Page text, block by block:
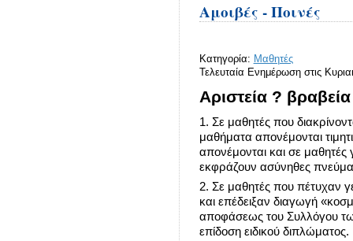
Αμοιβές - Ποινές
Κατηγορία: Μαθητές
Τελευταία Ενημέρωση στις
Αριστεία ? βραβεία
1. Σε μαθητές που
μαθήματα απονέμονται
απονέμονται και σε μαθητές
εκφράζουν ασύνηθες πνεύμα
2. Σε μαθητές που πέτυχαν
και επέδειξαν διαγωγή
αποφάσεως του Συλλόγου
επίδοση ειδικού διπλώματος.